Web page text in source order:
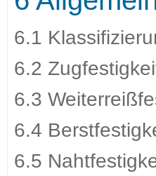
6.1
6.2
6.3
6.4
6.5